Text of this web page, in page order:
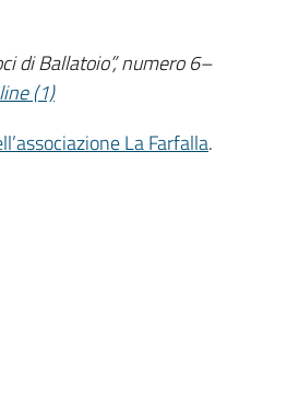
di Ballatoio”, numero 6–
(1)
La Farfalla.